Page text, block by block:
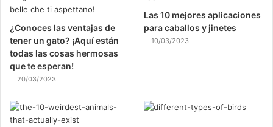
¿Conoces las ventajas de
tener un gato? ¡Aquí están
todas las cosas hermosas
que te esperan!
20/03/2023
Las 10 mejores aplicaciones
para caballos y jinetes
10/03/2023